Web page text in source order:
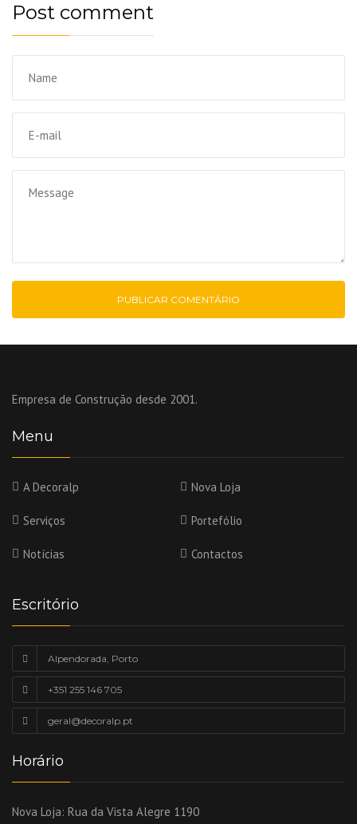
Post comment
Empresa de Construção desde 2001.
Menu
A Decoralp Nova Loja
Serviços Portefólio
Notícias Contactos
Escritório
Alpendorada, Porto
+351 255 146 705
geral@decoralp.pt
Horário
Nova Loja: Rua da Vista Alegre 1190